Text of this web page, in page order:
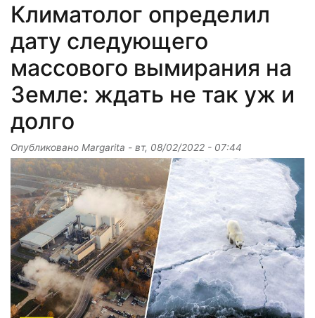
Климатолог определил
дату следующего
массового вымирания на
Земле: ждать не так уж и
долго
Опубликовано Margarita - вт, 08/02/2022 - 07:44